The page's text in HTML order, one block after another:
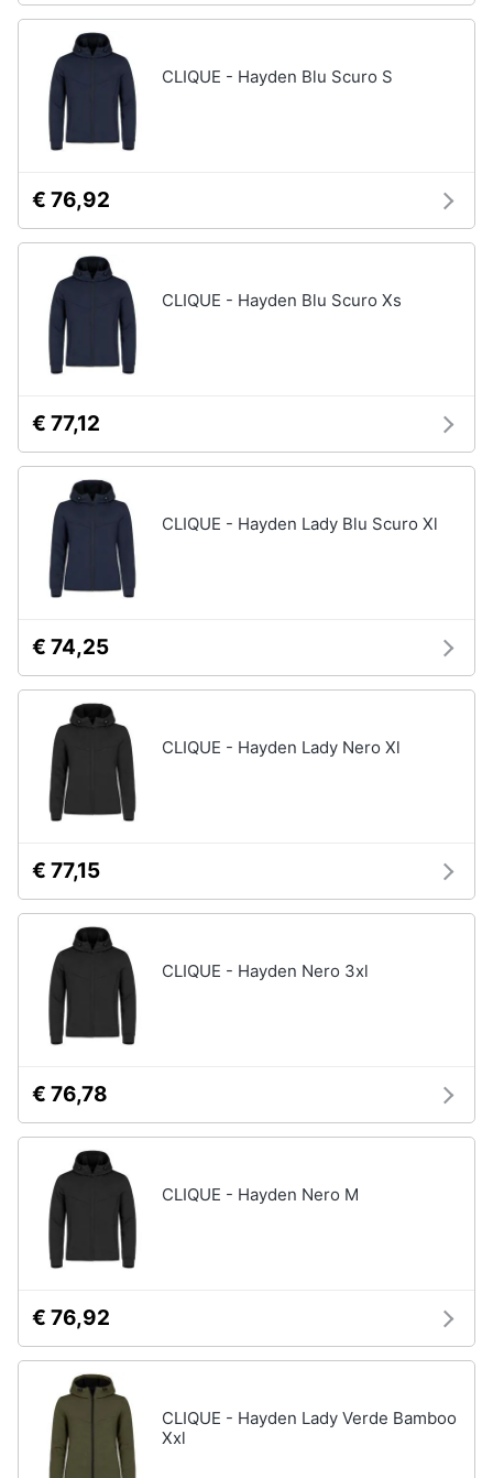
CLIQUE - Hayden Blu Scuro S
€ 76,92
CLIQUE - Hayden Blu Scuro Xs
€ 77,12
CLIQUE - Hayden Lady Blu Scuro Xl
€ 74,25
CLIQUE - Hayden Lady Nero Xl
€ 77,15
CLIQUE - Hayden Nero 3xl
€ 76,78
CLIQUE - Hayden Nero M
€ 76,92
CLIQUE - Hayden Lady Verde Bamboo
Xxl